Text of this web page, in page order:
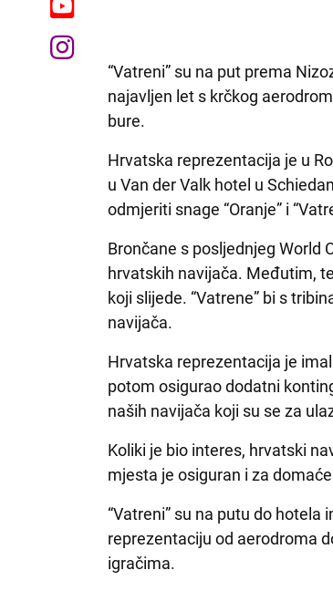
“Vatreni” su na put prema
najavljen let s krčkog
bure.
Hrvatska reprezentacija je u
u Van der Valk hotel u
odmjeriti snage “Oranje” i
Brončane s posljednjeg World
hrvatskih navijača. Međutim,
koji slijede. “Vatrene” bi s
navijača.
Hrvatska reprezentacija je
potom osigurao dodatni
naših navijača koji su se za
Koliki je bio interes, hrvatski
mjesta je osiguran i za
“Vatreni” su na putu do hotela
reprezentaciju od aerodroma
igračima.